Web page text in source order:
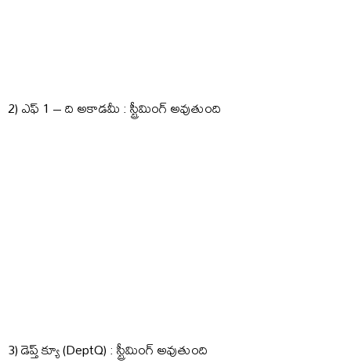
2) ఎఫ్ 1 – ది అకాడమీ : స్ట్రీమింగ్ అవుతుంది
3) డెప్త్ క్యూ (DeptQ) : స్ట్రీమింగ్ అవుతుంది